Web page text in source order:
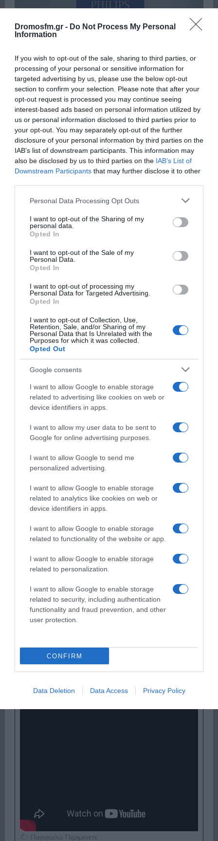
Dromosfm.gr - Do Not Process My Personal
Information
If you wish to opt-out of the sale, sharing to third parties, or
processing of your personal or sensitive information for
targeted advertising by us, please use the below opt-out
section to confirm your selection. Please note that after your
opt-out request is processed you may continue seeing
interest-based ads based on personal information utilized by
us or personal information disclosed to third parties prior to
your opt-out. You may separately opt-out of the further
disclosure of your personal information by third parties on the
IAB’s list of downstream participants. This information may
also be disclosed by us to third parties on the IAB’s List of
Downstream Participants that may further disclose it to other
Please note that this website/app uses one or more Google
not limited to your visit or usage behaviour. You may click to
grant or deny consent to Google and its third-party tags to
use your data for below specified purposes in below Google
consent section.
Personal Data Processing Opt Outs
I want to opt-out of the Sharing of my
personal data.
Opted In
I want to opt-out of the Sale of my
Personal Data.
Opted In
I want to opt-out of processing my
Personal Data for Targeted Advertising.
Opted In
I want to opt-out of Collection, Use,
Retention, Sale, and/or Sharing of my
Personal Data that Is Unrelated with the
Purposes for which it was collected.
Opted Out
Google consents
I want to allow Google to enable storage
related to advertising like cookies on web or
device identifiers in apps.
I want to allow my user data to be sent to
Google for online advertising purposes.
I want to allow Google to send me
personalized advertising.
I want to allow Google to enable storage
related to analytics like cookies on web or
device identifiers in apps.
I want to allow Google to enable storage
related to functionality of the website or app.
I want to allow Google to enable storage
related to personalization.
I want to allow Google to enable storage
related to security, including authentication
functionality and fraud prevention, and other
user protection.
CONFIRM
Data Deletion Data Access Privacy Policy
ΕΙΠΕΣ – ΦΕΡΡΗΣ ΘΟΔΩΡΗΣ
ΛΟΓΑΡΙΑΣΜΟΣ - ΛΙΟΛΙΟΥ ΚΑΤΕΡΙΝΑ
Παρακαλώ Περιμένετε...
Παρακαλώ Περιμένετε...
ΕΞΑΙΡΕΣΗ – ΒΙΣΣΗ ΑΝΝΑ
Παρακαλώ Περιμένετε...